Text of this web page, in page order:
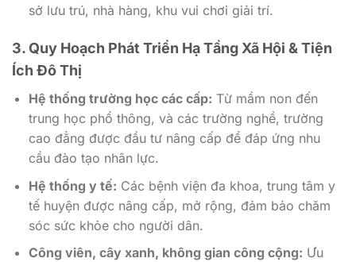
sở lưu trú, nhà hàng, khu vui chơi giải trí.
3. Quy Hoạch Phát Triển Hạ Tầng Xã Hội & Tiện
Ích Đô Thị
Hệ thống trường học các cấp: Từ mầm non đến
trung học phổ thông, và các trường nghề, trường
cao đẳng được đầu tư nâng cấp để đáp ứng nhu
cầu đào tạo nhân lực.
Hệ thống y tế: Các bệnh viện đa khoa, trung tâm y
tế huyện được nâng cấp, mở rộng, đảm bảo chăm
sóc sức khỏe cho người dân.
Công viên, cây xanh, không gian công cộng: Ưu